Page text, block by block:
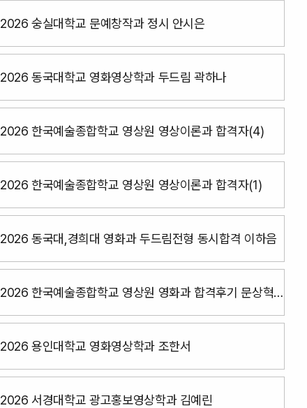
2026 숭실대학교 문예창작과 정시 안시은
2026 동국대학교 영화영상학과 두드림 곽하나
2026 한국예술종합학교 영상원 영상이론과 합격자(4)
2026 한국예술종합학교 영상원 영상이론과 합격자(1)
2026 동국대,경희대 영화과 두드림전형 동시합격 이하음
2026 한국예술종합학교 영상원 영화과 합격후기 문상혁
2026 용인대학교 영화영상학과 조한서
2026 서경대학교 광고홍보영상학과 김예린